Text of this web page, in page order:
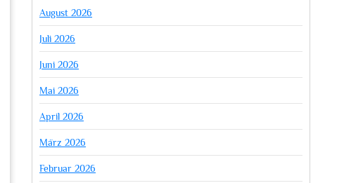
August 2026
Juli 2026
Juni 2026
Mai 2026
April 2026
März 2026
Februar 2026